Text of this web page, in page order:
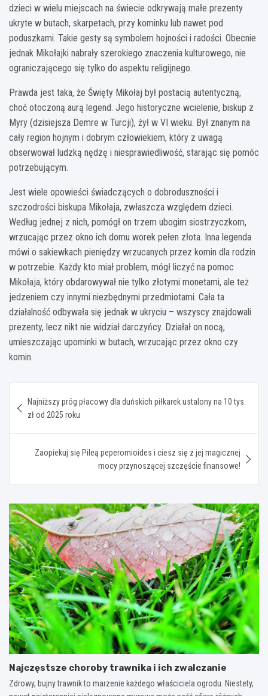
dzieci w wielu miejscach na świecie odkrywają małe prezenty
ukryte w butach, skarpetach, przy kominku lub nawet pod
poduszkami. Takie gesty są symbolem hojności i radości. Obecnie
jednak Mikołajki nabrały szerokiego znaczenia kulturowego, nie
ograniczającego się tylko do aspektu religijnego.
Prawda jest taka, że Święty Mikołaj był postacią autentyczną,
choć otoczoną aurą legend. Jego historyczne wcielenie, biskup z
Myry (dzisiejsza Demre w Turcji), żył w VI wieku. Był znanym na
cały region hojnym i dobrym człowiekiem, który z uwagą
obserwował ludzką nędzę i niesprawiedliwość, starając się pomóc
potrzebującym.
Jest wiele opowieści świadczących o dobroduszności i
szczodrości biskupa Mikołaja, zwłaszcza względem dzieci.
Według jednej z nich, pomógł on trzem ubogim siostrzyczkom,
wrzucając przez okno ich domu worek pełen złota. Inna legenda
mówi o sakiewkach pieniędzy wrzucanych przez komin dla rodzin
w potrzebie. Każdy kto miał problem, mógł liczyć na pomoc
Mikołaja, który obdarowywał nie tylko złotymi monetami, ale też
jedzeniem czy innymi niezbędnymi przedmiotami. Cała ta
działalność odbywała się jednak w ukryciu – wszyscy znajdowali
prezenty, lecz nikt nie widział darczyńcy. Działał on nocą,
umieszczając upominki w butach, wrzucając przez okno czy
komin.
wpisu
Najniższy próg płacowy dla duńskich piłkarek ustalony na 10 tys.
zł od 2025 roku
Zaopiekuj się Pileą peperomioides i ciesz się z jej magicznej
mocy przynoszącej szczęście finansowe!
Najczęstsze choroby trawnika i ich zwalczanie
Zdrowy, bujny trawnik to marzenie każdego właściciela ogrodu. Niestety,